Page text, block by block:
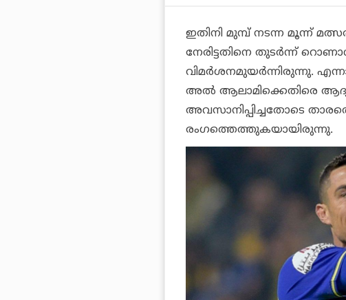
ഇതിനി മുമ്പ് നടന്ന മൂന്ന്
നേരിട്ടതിനെ തുടര്‍ന്ന്
വിമര്‍ശനമുയര്‍ന്നിരുന്നു.
അല്‍ ആലാമിക്കെതിരെ ആദ്യ
അവസാനിപ്പിച്ചതോടെ
രംഗത്തെത്തുകയായിരുന്നു.